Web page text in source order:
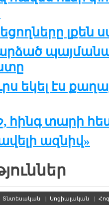
լքեն
եկել էս
հինգ տարի
ազնիվ»
Տնտեսական | Սոցիալական |